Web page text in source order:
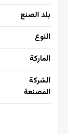
بلد الصنع
النوع
الماركة
الشركة
المصنعة